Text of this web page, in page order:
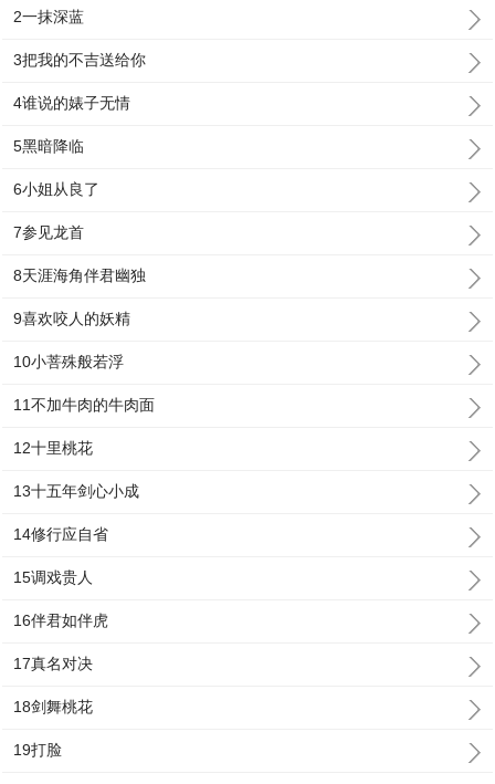
2一抹深蓝
3把我的不吉送给你
4谁说的婊子无情
5黑暗降临
6小姐从良了
7参见龙首
8天涯海角伴君幽独
9喜欢咬人的妖精
10小菩殊般若浮
11不加牛肉的牛肉面
12十里桃花
13十五年剑心小成
14修行应自省
15调戏贵人
16伴君如伴虎
17真名对决
18剑舞桃花
19打脸